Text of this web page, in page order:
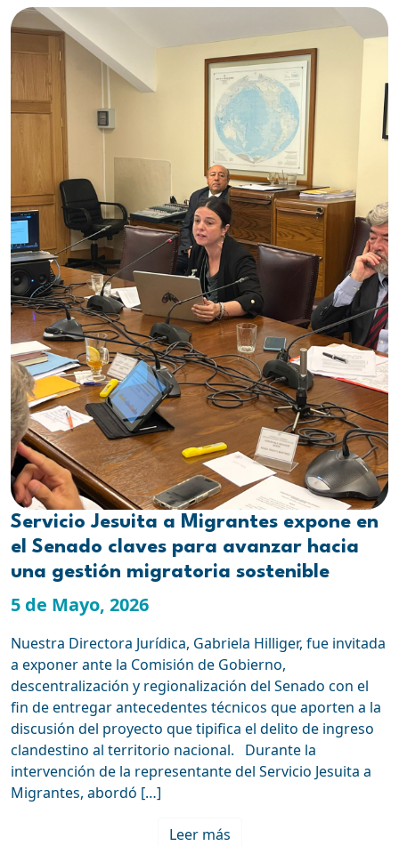
Servicio Jesuita a Migrantes expone en
el Senado claves para avanzar hacia
una gestión migratoria sostenible
5 de Mayo, 2026
Nuestra Directora Jurídica, Gabriela Hilliger, fue invitada
a exponer ante la Comisión de Gobierno,
descentralización y regionalización del Senado con el
fin de entregar antecedentes técnicos que aporten a la
discusión del proyecto que tipifica el delito de ingreso
clandestino al territorio nacional. Durante la
intervención de la representante del Servicio Jesuita a
Migrantes, abordó […]
Leer más